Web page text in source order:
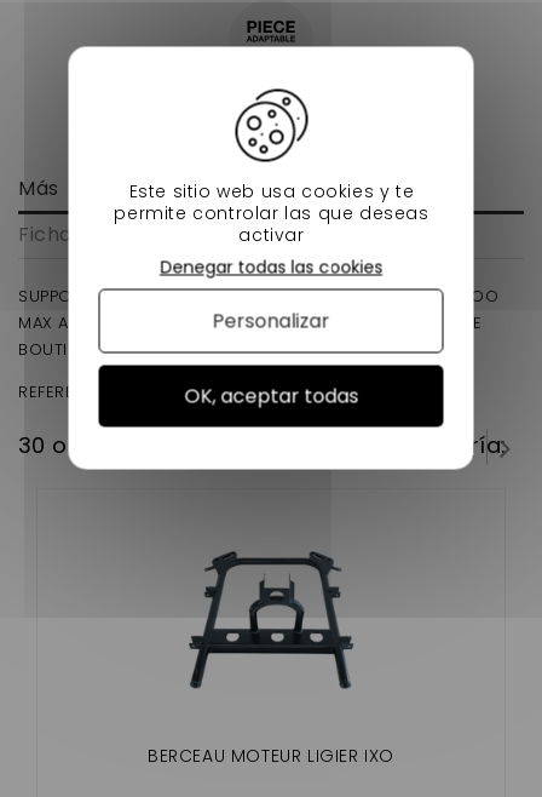
Más
Ficha técnica
SUPPORT MOTEUR AVANT LIGIER XTOO 1 / XTOO 2 / XTOO
MAX ALUMINIUM EN ADAPTBLE A UN BON PRIX SUR NOTRE
BOUTIQUE NESSYCAR.FR
REFERENCE D'ORIGINE:0112953
30 otros productos en la misma categoría:
BERCEAU MOTEUR LIGIER IXO
Este sitio web usa cookies y te
permite controlar las que deseas
activar
OK, aceptar todas
Denegar todas las cookies
Personalizar